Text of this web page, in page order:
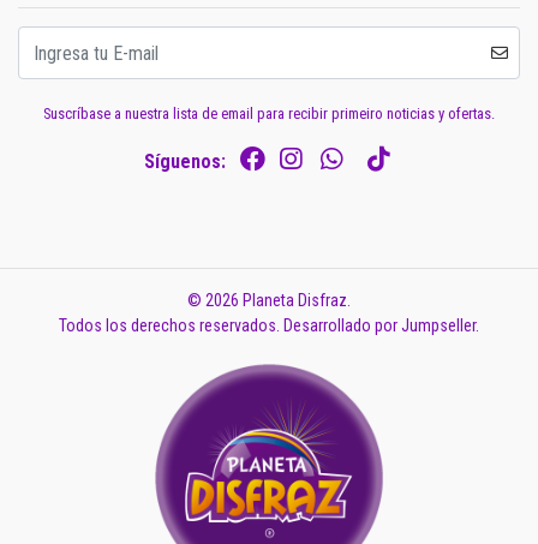
Suscríbase a nuestra lista de email para recibir primeiro noticias y ofertas.
Síguenos:
© 2026 Planeta Disfraz.
Todos los derechos reservados. Desarrollado por Jumpseller.